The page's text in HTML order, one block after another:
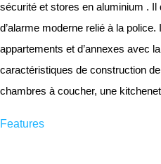
sécurité et stores en aluminium . Il
d’alarme moderne relié à la
appartements et d’annexes avec
caractéristiques de construction
chambres à coucher, une
Features